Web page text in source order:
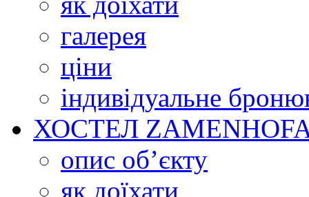
галерея
ціни
індивідуальне
ХОСТЕЛ
опис об’єкту
як доїхати